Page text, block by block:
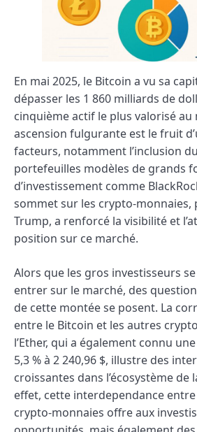
En mai 2025, le Bitcoin a vu sa
dépasser les 1 860 milliards de
cinquième actif le plus valorisé au
ascension fulgurante est le fruit
facteurs, notamment l’inclusion
portefeuilles modèles de grands
d’investissement comme
sommet sur les crypto-monnaies,
Trump, a renforcé la visibilité et
position sur ce marché.
Alors que les gros investisseurs
entrer sur le marché, des
de cette montée se posent. La
entre le Bitcoin et les autres
l’Ether, qui a également connu
5,3 % à 2 240,96 $, illustre des
croissantes dans l’écosystème de
effet, cette interdependance
crypto-monnaies offre aux